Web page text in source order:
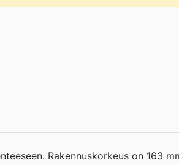
Rakennuskorkeus on 163